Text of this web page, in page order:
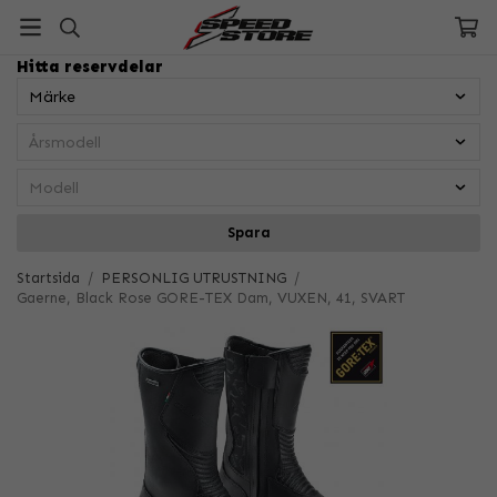
Hitta reservdelar
Spara
Startsida / PERSONLIG UTRUSTNING /
Gaerne, Black Rose GORE-TEX Dam, VUXEN, 41, SVART